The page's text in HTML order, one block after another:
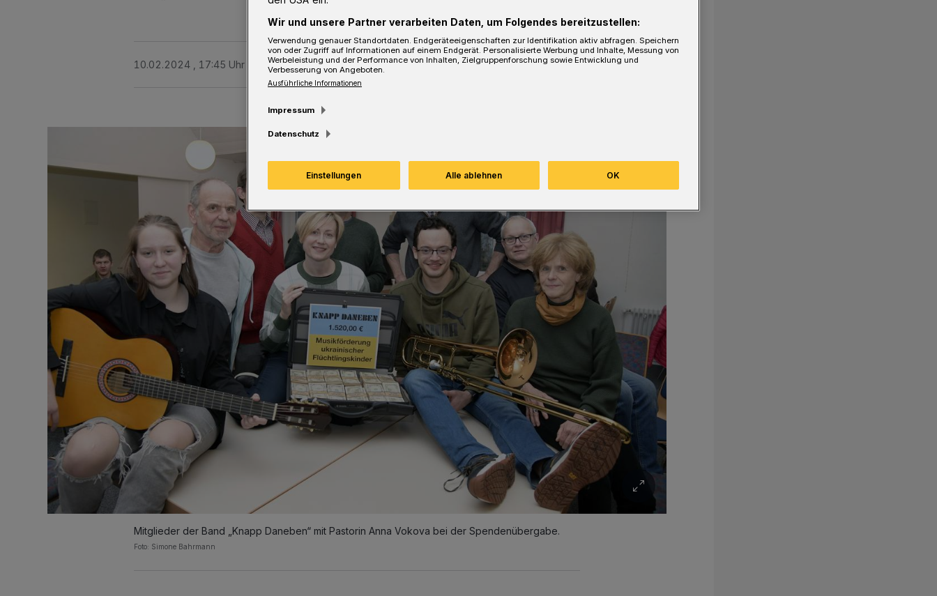
10.02.2024 , 17:45 Uhr Eine Minute Lesezeit
Mitglieder der Band „Knapp Daneben“ mit Pastorin Anna Vokova bei der Spendenübergabe.
Foto: Simone Bahrmann
Wir und unsere Partner verarbeiten Daten, um Folgendes bereitzustellen:
Verwendung genauer Standortdaten. Endgeräteeigenschaften zur Identifikation aktiv abfragen. Speichern
von oder Zugriff auf Informationen auf einem Endgerät. Personalisierte Werbung und Inhalte, Messung von
Werbeleistung und der Performance von Inhalten, Zielgruppenforschung sowie Entwicklung und
Verbesserung von Angeboten.
Ausführliche Informationen
Impressum
Datenschutz
Einstellungen Alle ablehnen OK